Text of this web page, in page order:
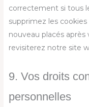
correctement si tous
supprimez les
nouveau placés
revisiterez notre site
9. Vos droits
personnelles